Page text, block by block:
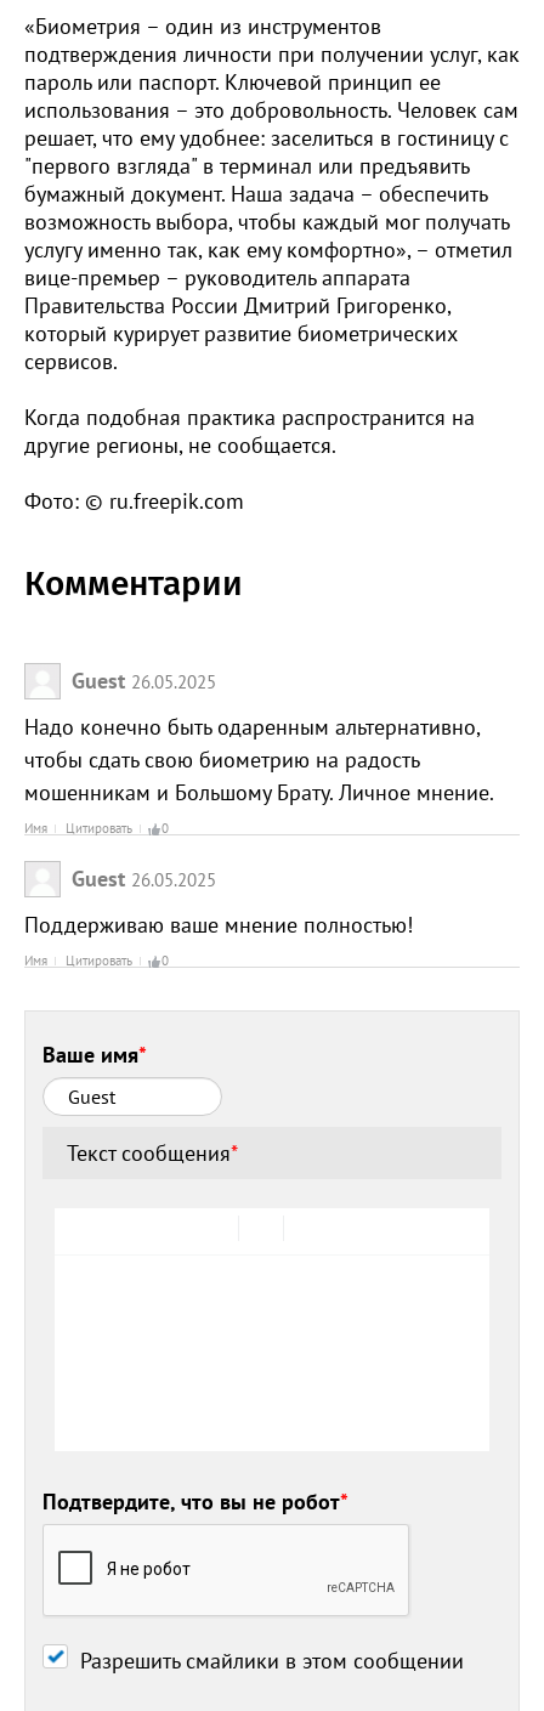
«Биометрия – один из инструментов
подтверждения личности при получении услуг, как
пароль или паспорт. Ключевой принцип ее
использования – это добровольность. Человек сам
решает, что ему удобнее: заселиться в гостиницу с
"первого взгляда" в терминал или предъявить
бумажный документ. Наша задача – обеспечить
возможность выбора, чтобы каждый мог получать
услугу именно так, как ему комфортно», – отметил
вице-премьер – руководитель аппарата
Правительства России Дмитрий Григоренко,
который курирует развитие биометрических
сервисов.
Когда подобная практика распространится на
другие регионы, не сообщается.
Фото: © ru.freepik.com
Комментарии
Guest 26.05.2025
Надо конечно быть одаренным альтернативно,
чтобы сдать свою биометрию на радость
мошенникам и Большому Брату. Личное мнение.
Имя Цитировать 0
Guest 26.05.2025
Поддерживаю ваше мнение полностью!
Имя Цитировать 0
Ваше имя*
Текст сообщения*
Подтвердите, что вы не робот*
Разрешить смайлики в этом сообщении